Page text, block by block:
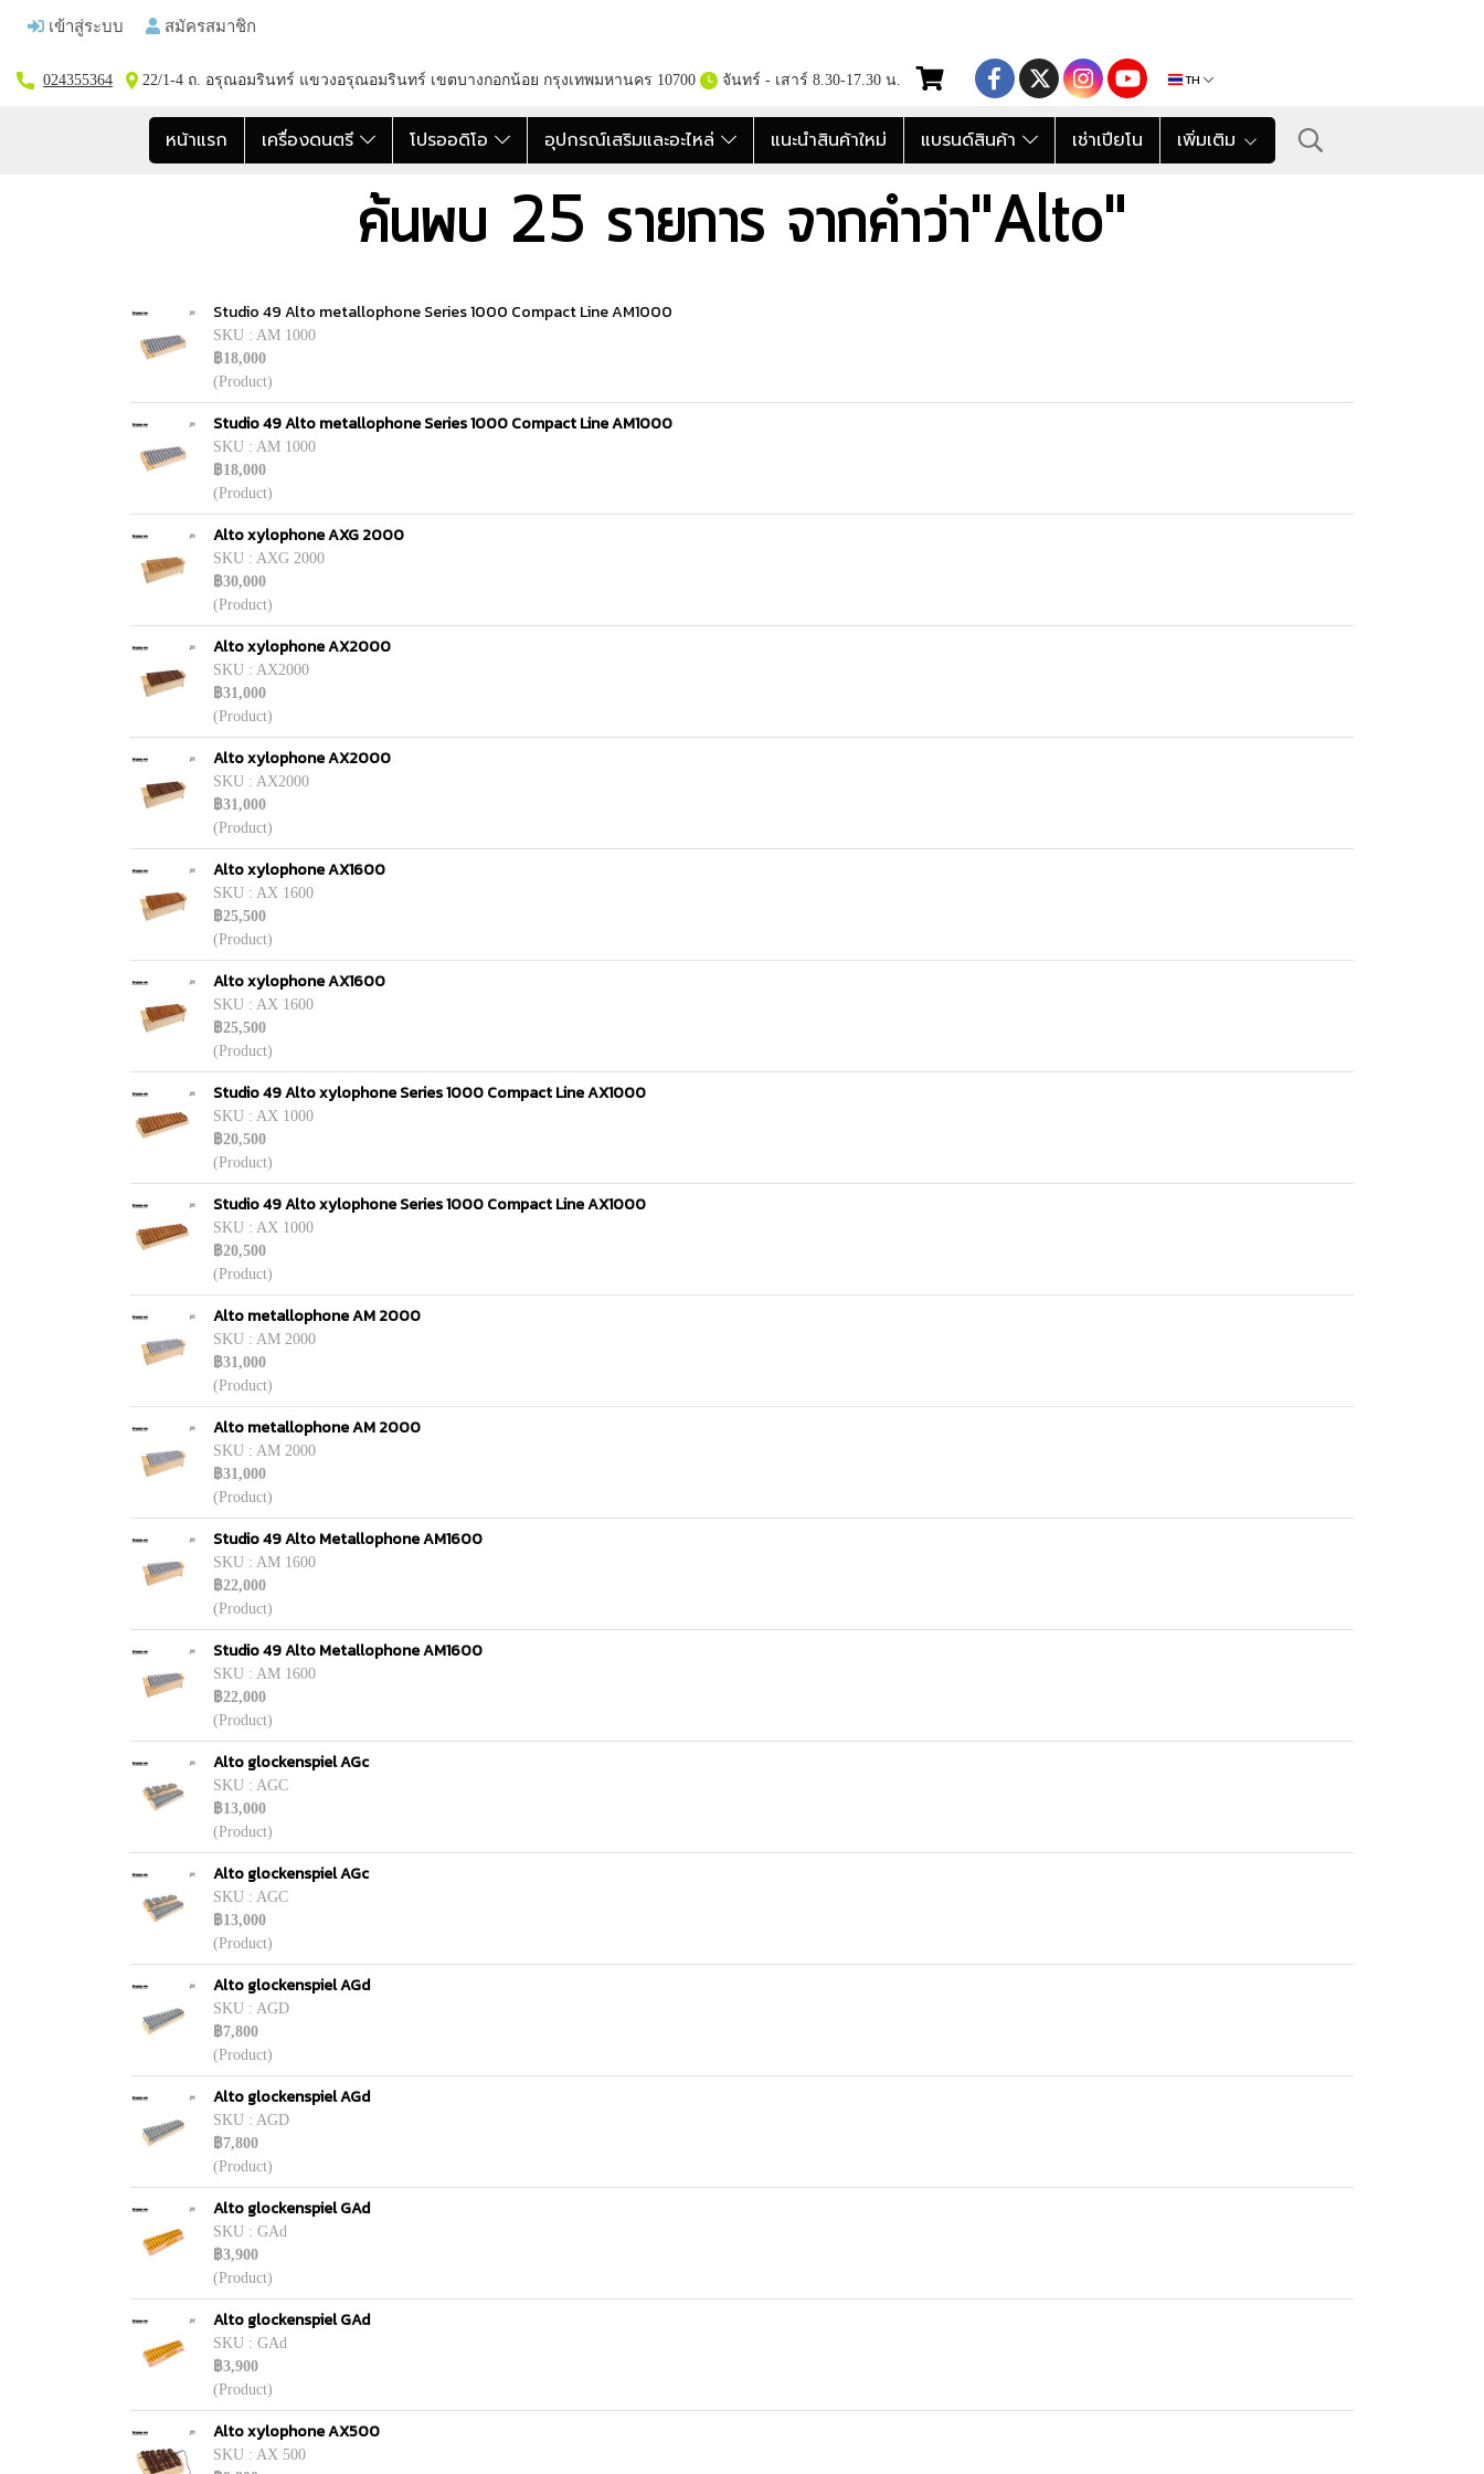
เข้าสู่ระบบ สมัครสมาชิก
024355364 22/1-4 ถ. อรุณอมรินทร์ แขวงอรุณอมรินทร์ เขตบางกอกน้อย กรุงเทพมหานคร 10700 จันทร์ - เสาร์ 8.30-17.30 น. TH
หน้าแรก เครื่องดนตรี โปรออดิโอ อุปกรณ์เสริมและอะไหล่ แนะนำสินค้าใหม่ แบรนด์สินค้า เช่าเปียโน เพิ่มเติม
ค้นพบ 25 รายการ จากคำว่า"Alto"
Studio 49 Alto metallophone Series 1000 Compact Line AM1000
SKU : AM 1000
฿18,000
(Product)
Studio 49 Alto metallophone Series 1000 Compact Line AM1000
SKU : AM 1000
฿18,000
(Product)
Alto xylophone AXG 2000
SKU : AXG 2000
฿30,000
(Product)
Alto xylophone AX2000
SKU : AX2000
฿31,000
(Product)
Alto xylophone AX2000
SKU : AX2000
฿31,000
(Product)
Alto xylophone AX1600
SKU : AX 1600
฿25,500
(Product)
Alto xylophone AX1600
SKU : AX 1600
฿25,500
(Product)
Studio 49 Alto xylophone Series 1000 Compact Line AX1000
SKU : AX 1000
฿20,500
(Product)
Studio 49 Alto xylophone Series 1000 Compact Line AX1000
SKU : AX 1000
฿20,500
(Product)
Alto metallophone AM 2000
SKU : AM 2000
฿31,000
(Product)
Alto metallophone AM 2000
SKU : AM 2000
฿31,000
(Product)
Studio 49 Alto Metallophone AM1600
SKU : AM 1600
฿22,000
(Product)
Studio 49 Alto Metallophone AM1600
SKU : AM 1600
฿22,000
(Product)
Alto glockenspiel AGc
SKU : AGC
฿13,000
(Product)
Alto glockenspiel AGc
SKU : AGC
฿13,000
(Product)
Alto glockenspiel AGd
SKU : AGD
฿7,800
(Product)
Alto glockenspiel AGd
SKU : AGD
฿7,800
(Product)
Alto glockenspiel GAd
SKU : GAd
฿3,900
(Product)
Alto glockenspiel GAd
SKU : GAd
฿3,900
(Product)
Alto xylophone AX500
SKU : AX 500